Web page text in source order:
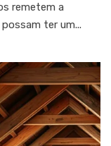
remetem a
ter um...